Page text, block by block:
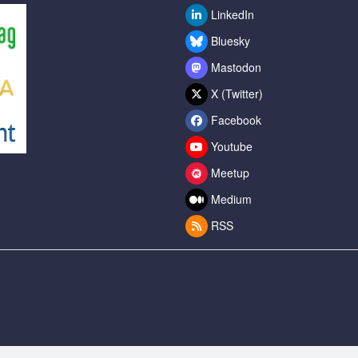
LinkedIn
Bluesky
Mastodon
X (Twitter)
Facebook
Youtube
Meetup
Medium
RSS